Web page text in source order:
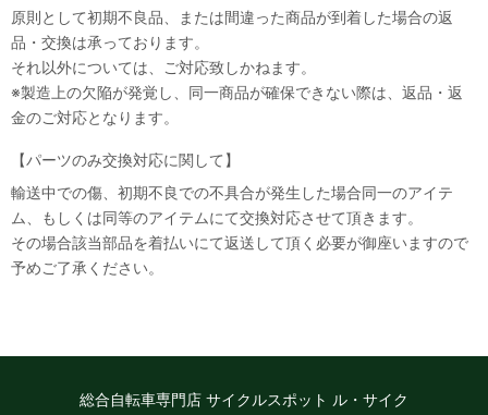
原則として初期不良品、または間違った商品が到着した場合の返
品・交換は承っております。
それ以外については、ご対応致しかねます。
※製造上の欠陥が発覚し、同一商品が確保できない際は、返品・返
金のご対応となります。
【パーツのみ交換対応に関して】
輸送中での傷、初期不良での不具合が発生した場合同一のアイテ
ム、もしくは同等のアイテムにて交換対応させて頂きます。
その場合該当部品を着払いにて返送して頂く必要が御座いますので
予めご了承ください。
総合自転車専門店 サイクルスポット ル・サイク